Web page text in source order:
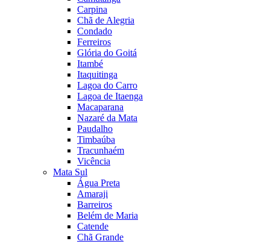
Carpina
Chã de Alegria
Condado
Ferreiros
Glória do Goitá
Itambé
Itaquitinga
Lagoa do Carro
Lagoa de Itaenga
Macaparana
Nazaré da Mata
Paudalho
Timbaúba
Tracunhaém
Vicência
Mata Sul
Água Preta
Amaraji
Barreiros
Belém de Maria
Catende
Chã Grande